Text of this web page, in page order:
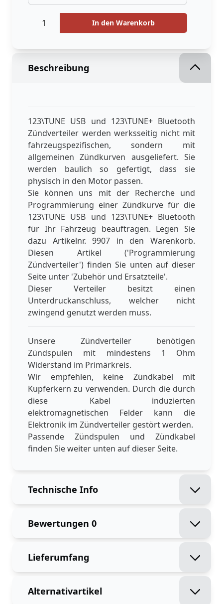
In den Warenkorb
Beschreibung
123\TUNE USB und 123\TUNE+ Bluetooth
Zündverteiler werden werksseitig nicht mit
fahrzeugspezifischen, sondern mit
allgemeinen Zündkurven ausgeliefert. Sie
werden baulich so gefertigt, dass sie
physisch in den Motor passen.
Sie können uns mit der Recherche und
Programmierung einer Zündkurve für die
123\TUNE USB und 123\TUNE+ Bluetooth
für Ihr Fahrzeug beauftragen. Legen Sie
dazu Artikelnr. 9907 in den Warenkorb.
Diesen Artikel ('Programmierung
Zündverteiler') finden Sie unten auf dieser
Seite unter 'Zubehör und Ersatzteile'.
Dieser Verteiler besitzt einen
Unterdruckanschluss, welcher nicht
zwingend genutzt werden muss.
Unsere Zündverteiler benötigen
Zündspulen mit mindestens 1 Ohm
Widerstand im Primärkreis.
Wir empfehlen, keine Zündkabel mit
Kupferkern zu verwenden. Durch die durch
diese Kabel induzierten
elektromagnetischen Felder kann die
Elektronik im Zündverteiler gestört werden.
Passende Zündspulen und Zündkabel
finden Sie weiter unten auf dieser Seite.
Technische Info
Bewertungen 0
Lieferumfang
Alternativartikel